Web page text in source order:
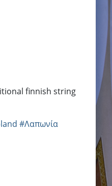
finnish string
#Λαπωνία